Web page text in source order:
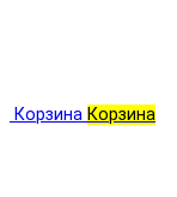
Корзина Корзина